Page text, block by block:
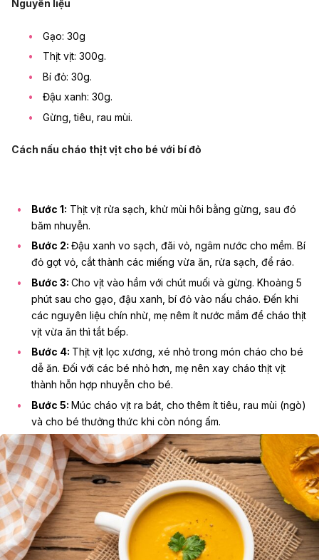
Nguyên liệu
Gạo: 30g
Thịt vịt: 300g.
Bí đỏ: 30g.
Đậu xanh: 30g.
Gừng, tiêu, rau mùi.
Cách nấu cháo thịt vịt cho bé với bí đỏ
Bước 1: Thịt vịt rửa sạch, khử mùi hôi bằng gừng, sau đó
băm nhuyễn.
Bước 2: Đậu xanh vo sạch, đãi vỏ, ngâm nước cho mềm. Bí
đỏ gọt vỏ, cắt thành các miếng vừa ăn, rửa sạch, để ráo.
Bước 3: Cho vịt vào hầm với chút muối và gừng. Khoảng 5
phút sau cho gạo, đậu xanh, bí đỏ vào nấu cháo. Đến khi
các nguyên liệu chín nhừ, mẹ nêm ít nước mắm để cháo thịt
vịt vừa ăn thì tắt bếp.
Bước 4: Thịt vịt lọc xương, xé nhỏ trong món cháo cho bé
dễ ăn. Đối với các bé nhỏ hơn, mẹ nên xay cháo thịt vịt
thành hỗn hợp nhuyễn cho bé.
Bước 5: Múc cháo vịt ra bát, cho thêm ít tiêu, rau mùi (ngò)
và cho bé thưởng thức khi còn nóng ấm.